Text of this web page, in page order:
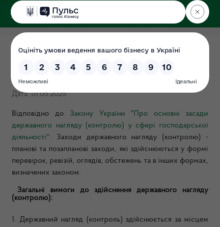
ДЕРЖЕКОІНСПЕКЦІЯ
Загальні консультації для
суб'єктів господарювання
Дата: 01.05.2025
Відповідно до Закону України "Про основні засади
державного нагляду (контролю) у сфері господарської
діяльності":
Заходи державного нагляду (контролю) -
планові та позапланові заходи, які здійснюються у формі
перевірок, ревізій, оглядів, обстежень та в інших формах,
визначених законом.
Загальні вимоги до здійснення державного нагляду
(контролю):
1. Державний нагляд (контроль) здійснюється за місцем